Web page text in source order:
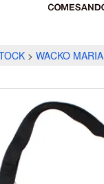
WACKO MARIA